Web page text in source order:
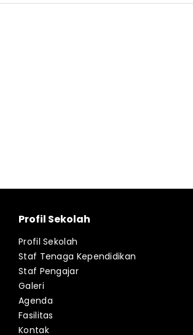
Profil Sekolah
Profil Sekolah
Staf Tenaga Kependidikan
Staf Pengajar
Galeri
Agenda
Fasilitas
Kontak